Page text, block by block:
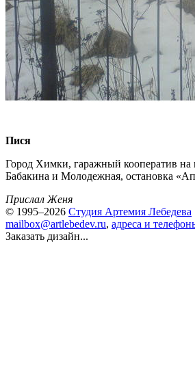
Пися
Город Химки, гаражный кооператив на
Бабакина и Молодежная, остановка
Прислал Женя
© 1995–2026 Студия Артемия Лебедева
mailbox@artlebedev.ru, адреса и
Заказать дизайн...